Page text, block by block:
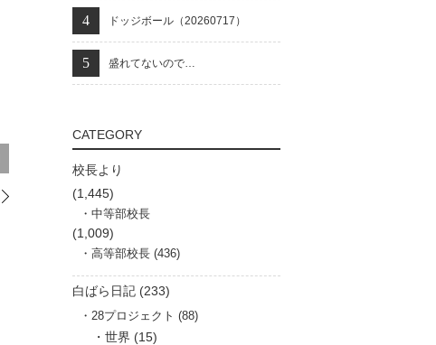
ドッジボール（20260717）
盛れてないので…
CATEGORY
校長より
(1,445)
中等部校長
(1,009)
高等部校長 (436)
白ばら日記 (233)
28プロジェクト (88)
世界 (15)